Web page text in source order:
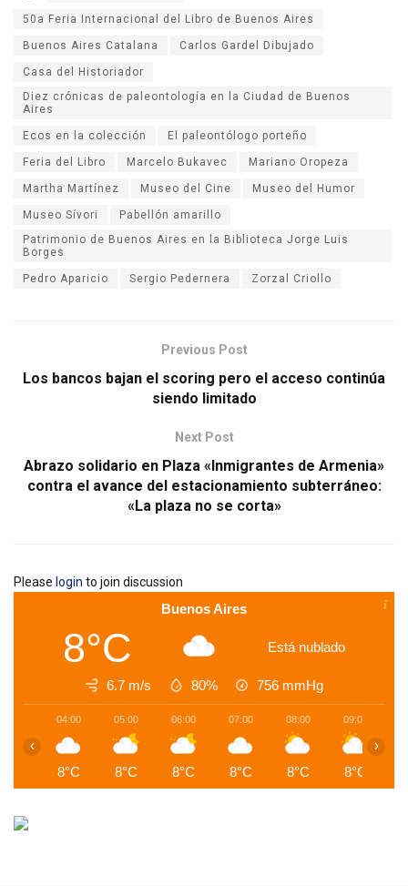
50a Feria Internacional del Libro de Buenos Aires
Buenos Aires Catalana Carlos Gardel Dibujado
Casa del Historiador
Diez crónicas de paleontología en la Ciudad de Buenos
Aires
Ecos en la colección El paleontólogo porteño
Feria del Libro Marcelo Bukavec Mariano Oropeza
Martha Martínez Museo del Cine Museo del Humor
Museo Sívori
Pabellón amarillo
Patrimonio de Buenos Aires en la Biblioteca Jorge Luis
Borges
Pedro Aparicio Sergio Pedernera Zorzal Criollo
Previous Post
Los bancos bajan el scoring pero el acceso continúa
siendo limitado
Next Post
Abrazo solidario en Plaza «Inmigrantes de Armenia»
contra el avance del estacionamiento subterráneo:
«La plaza no se corta»
Please login to join discussion
Buenos Aires
8°C Está nublado
6.7 m/s 80% 756 mmHg
04:00
8°C
05:00
8°C
06:00
8°C
07:00
8°C
08:00
8°C
09:00
8°C
‹ ›